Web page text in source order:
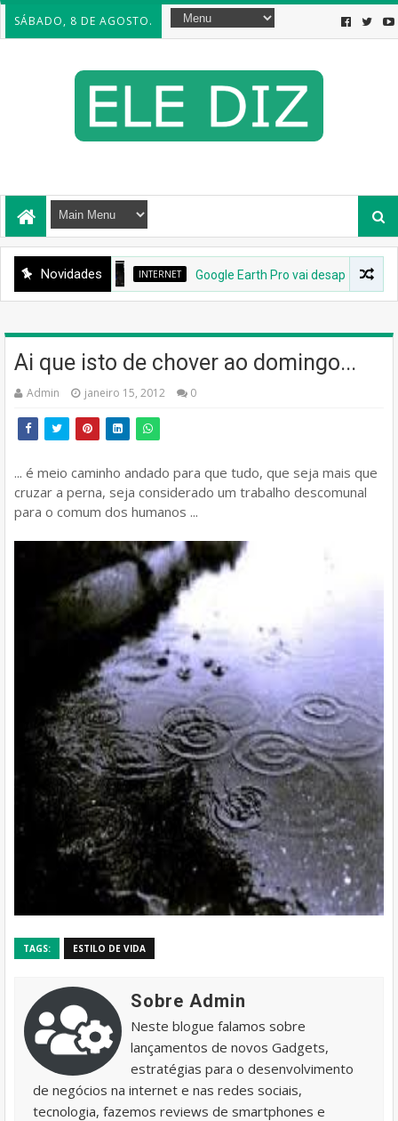
SÁBADO, 8 DE AGOSTO.
Novidades INTERNET Google Earth Pro vai desaparecer:
Ai que isto de chover ao domingo...
Admin janeiro 15, 2012 0
... é meio caminho andado para que tudo, que seja mais que
cruzar a perna, seja considerado um trabalho descomunal
para o comum dos humanos ...
TAGS: ESTILO DE VIDA
Sobre Admin
Neste blogue falamos sobre
lançamentos de novos Gadgets,
estratégias para o desenvolvimento
de negócios na internet e nas redes sociais,
tecnologia, fazemos reviews de smartphones e